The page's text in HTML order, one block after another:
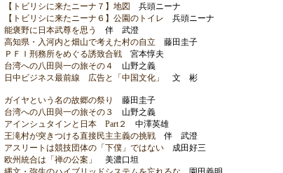
【トビリシに来たニーナ７】地図
兵頭ニーナ
【トビリシに来たニーナ６】公園のトイレ 兵頭ニーナ
能褒野に日本武尊を思う
伴 武澄
高知県・入河内と畑山で考えた村の自立 藤田圭子
ＰＦＩ刑務所をめぐる誘致合戦宮本惇夫
台湾への八田與一の旅その４
山野之義
日中ビジネス最前線 広告と「中国文化」 文 彬
ガイヤという名の故郷の祭り
藤田圭子
台湾への八田與一の旅その３
山野之義
アインシュタインと日本 Part２
中澤英雄
王滝村が突きつける直接民主主義の挑戦伴 武澄
アスリートは競技団体の「下僕」ではない成田好三
欧州統合は「禅の公案」
美濃口坦